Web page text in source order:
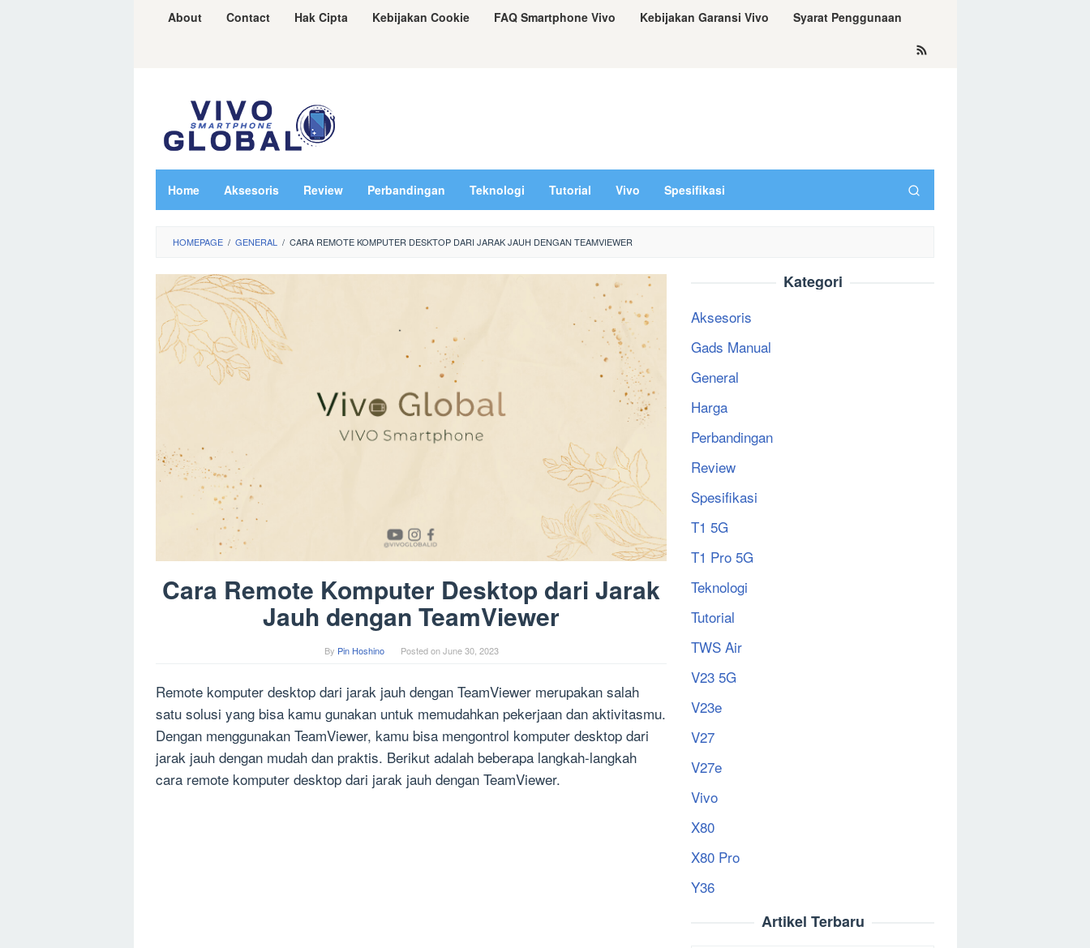
About Contact Hak Cipta Kebijakan Cookie FAQ Smartphone Vivo Kebijakan Garansi Vivo Syarat Penggunaan
Home Aksesoris Review Perbandingan Teknologi Tutorial Vivo Spesifikasi
HOMEPAGE / GENERAL / CARA REMOTE KOMPUTER DESKTOP DARI JARAK JAUH DENGAN TEAMVIEWER
Cara Remote Komputer Desktop dari Jarak
Jauh dengan TeamViewer
By Pin Hoshino Posted onJune 30, 2023
Remote komputer desktop dari jarak jauh dengan TeamViewer merupakan salah
satu solusi yang bisa kamu gunakan untuk memudahkan pekerjaan dan aktivitasmu.
Dengan menggunakan TeamViewer, kamu bisa mengontrol komputer desktop dari
jarak jauh dengan mudah dan praktis. Berikut adalah beberapa langkah-langkah
cara remote komputer desktop dari jarak jauh dengan TeamViewer.
Kategori
Aksesoris
Gads Manual
General
Harga
Perbandingan
Review
Spesifikasi
T1 5G
T1 Pro 5G
Teknologi
Tutorial
TWS Air
V23 5G
V23e
V27
V27e
Vivo
X80
X80 Pro
Y36
Artikel Terbaru